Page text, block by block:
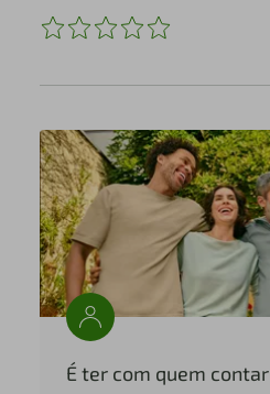
É ter com quem contar